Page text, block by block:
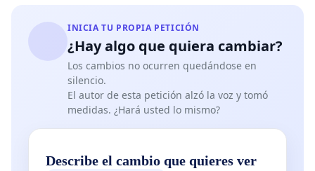
INICIA TU PROPIA PETICIÓN
¿Hay algo que quiera cambiar?
Los cambios no ocurren quedándose en
silencio.
El autor de esta petición alzó la voz y tomó
medidas. ¿Hará usted lo mismo?
Describe el cambio que quieres ver